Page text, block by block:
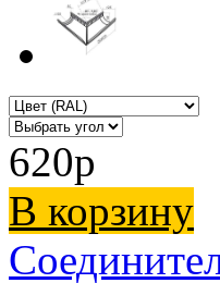
620p
В корзину